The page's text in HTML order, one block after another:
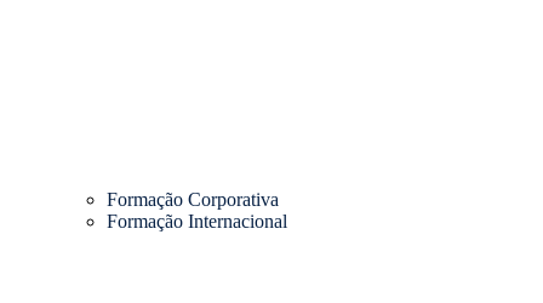
Formação Corporativa
Formação Internacional